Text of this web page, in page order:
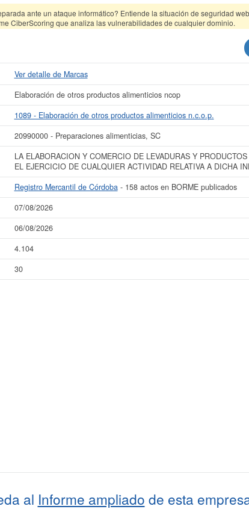
ante un ataque informático? Entiende la situación de seguridad
CiberScoring que analiza las vulnerabilidades de cualquier dominio.
Ver detalle de Marcas
Elaboración de otros productos alimenticios ncop
1089 - Elaboración de otros productos alimenticios n.c.o.p.
20990000 - Preparaciones alimenticias, SC
LA ELABORACION Y COMERCIO DE LEVADURAS Y
EL EJERCICIO DE CUALQUIER ACTIVIDAD RELATIVA A DICHA
Registro Mercantil de Córdoba- 158 actos en BORME publicados
07/08/2026
06/08/2026
4.104
30
al Informe ampliado de esta